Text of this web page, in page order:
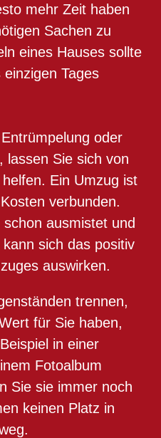
mehr Zeit haben
Sachen zu
eines Hauses sollte
Tages
oder
lassen Sie sich von
Ein Umzug ist
verbunden.
ausmistet und
sich das positiv
auswirken.
trennen,
für Sie haben,
in einer
Fotoalbum
Sie sie immer noch
keinen Platz in